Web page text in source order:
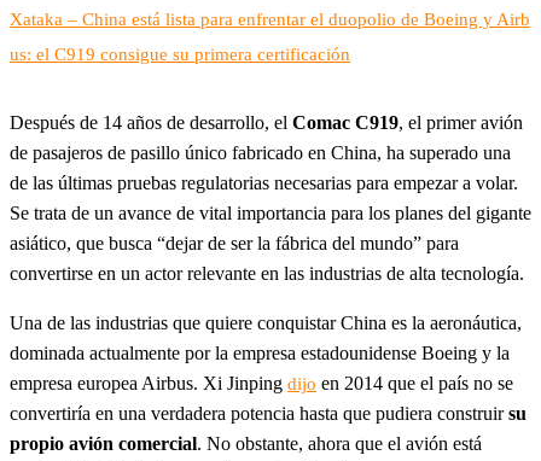
Xataka – China está lista para enfrentar el duopolio de Boeing y Airb
us: el C919 consigue su primera certificación
Después de 14 años de desarrollo, el Comac C919, el primer avión
de pasajeros de pasillo único fabricado en China, ha superado una
de las últimas pruebas regulatorias necesarias para empezar a volar.
Se trata de un avance de vital importancia para los planes del gigante
asiático, que busca “dejar de ser la fábrica del mundo” para
convertirse en un actor relevante en las industrias de alta tecnología.
Una de las industrias que quiere conquistar China es la aeronáutica,
dominada actualmente por la empresa estadounidense Boeing y la
empresa europea Airbus. Xi Jinping dijo en 2014 que el país no se
convertiría en una verdadera potencia hasta que pudiera construirsu
propio avión comercial. No obstante, ahora que el avión está